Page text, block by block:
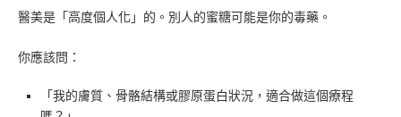
醫美是「高度個人化」的。別人的蜜糖可能是你的毒藥。
你應該問：
「我的膚質、骨骼結構或膠原蛋白狀況，適合做這個療程